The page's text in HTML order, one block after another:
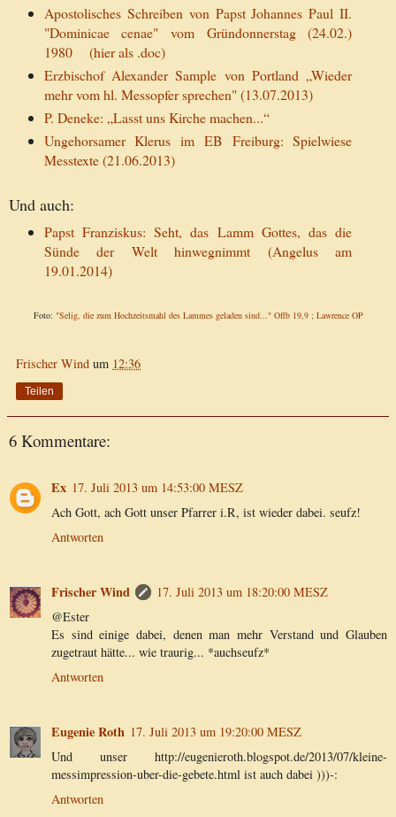
Apostolisches Schreiben von Papst Johannes Paul II.
"Dominicae cenae" vom Gründonnerstag (24.02.)
1980
(hier als .doc)
Erzbischof Alexander Sample von Portland „Wieder
mehr vom hl. Messopfer sprechen" (13.07.2013)
P. Deneke: „Lasst uns Kirche machen...“
Ungehorsamer Klerus im EB Freiburg: Spielwiese
Messtexte (21.06.2013)
Und auch:
Papst Franziskus: Seht, das Lamm Gottes, das die
Sünde der Welt hinwegnimmt (Angelus am
19.01.2014)
Foto: "Selig, die zum Hochzeitsmahl des Lammes geladen sind..." Offb 19,9 ; Lawrence OP
Frischer Wind um 12:36
Teilen
6 Kommentare:
Ex 17. Juli 2013 um 14:53:00 MESZ
Ach Gott, ach Gott unser Pfarrer i.R, ist wieder dabei. seufz!
Antworten
Frischer Wind
17. Juli 2013 um 18:20:00 MESZ
@Ester
Es sind einige dabei, denen man mehr Verstand und Glauben
zugetraut hätte... wie traurig... *auchseufz*
Antworten
Eugenie Roth 17. Juli 2013 um 19:20:00 MESZ
Und unser http://eugenieroth.blogspot.de/2013/07/kleine-
messimpression-uber-die-gebete.html ist auch dabei )))-:
Antworten